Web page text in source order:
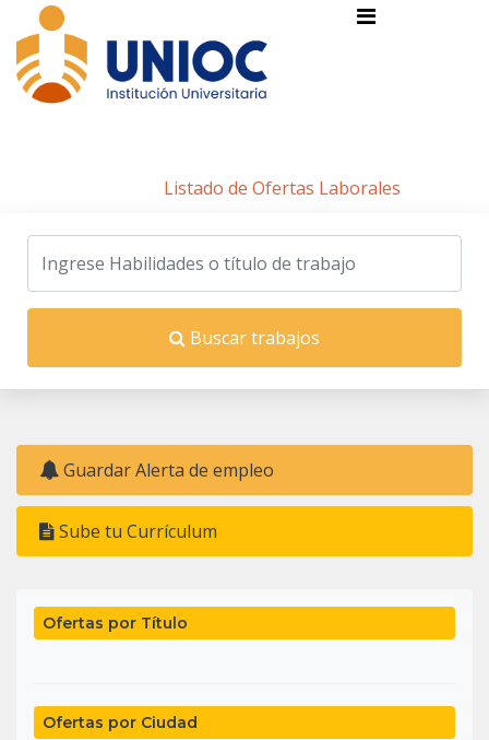
Listado de Ofertas Laborales
Buscar trabajos
Guardar Alerta de empleo
Sube tu Currículum
Ofertas por Título
Ofertas por Ciudad